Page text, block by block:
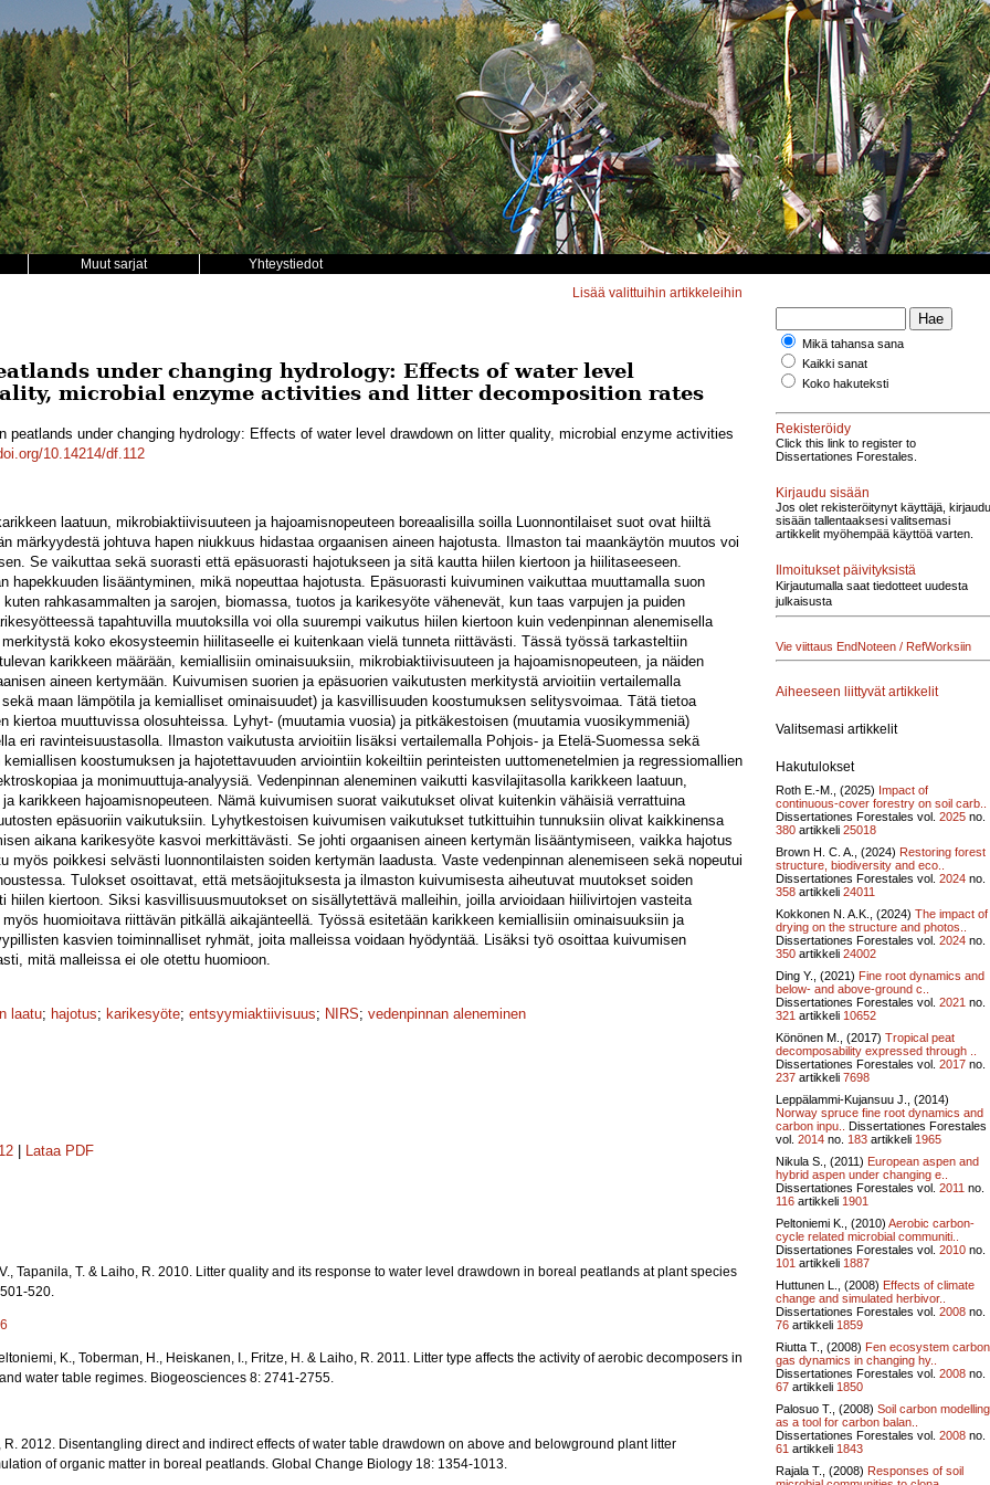
Muut sarjat Yhteystiedot
Lisää valittuihin artikkeleihin
under changing hydrology: Effects of water level
microbial enzyme activities and litter decomposition rates
peatlands under changing hydrology: Effects of water level drawdown on litter quality, microbial enzyme activities
10.14214/df.112
laatuun, mikrobiaktiivisuuteen ja hajoamisnopeuteen boreaalisilla soilla Luonnontilaiset suot ovat hiiltä
märkyydestä johtuva hapen niukkuus hidastaa orgaanisen aineen hajotusta. Ilmaston tai maankäytön muutos voi
Se vaikuttaa sekä suorasti että epäsuorasti hajotukseen ja sitä kautta hiilen kiertoon ja hiilitaseeseen.
hapekkuuden lisääntyminen, mikä nopeuttaa hajotusta. Epäsuorasti kuivuminen vaikuttaa muuttamalla suon
rahkasammalten ja sarojen, biomassa, tuotos ja karikesyöte vähenevät, kun taas varpujen ja puiden
tapahtuvilla muutoksilla voi olla suurempi vaikutus hiilen kiertoon kuin vedenpinnan alenemisella
koko ekosysteemin hiilitaseelle ei kuitenkaan vielä tunneta riittävästi. Tässä työssä tarkasteltiin
karikkeen määrään, kemiallisiin ominaisuuksiin, mikrobiaktiivisuuteen ja hajoamisnopeuteen, ja näiden
aineen kertymään. Kuivumisen suorien ja epäsuorien vaikutusten merkitystä arvioitiin vertailemalla
maan lämpötila ja kemialliset ominaisuudet) ja kasvillisuuden koostumuksen selitysvoimaa. Tätä tietoa
kiertoa muuttuvissa olosuhteissa. Lyhyt- (muutamia vuosia) ja pitkäkestoisen (muutamia vuosikymmeniä)
eri ravinteisuustasolla. Ilmaston vaikutusta arvioitiin lisäksi vertailemalla Pohjois- ja Etelä-Suomessa sekä
koostumuksen ja hajotettavuuden arviointiin kokeiltiin perinteisten uuttomenetelmien ja regressiomallien
ja monimuuttuja-analyysiä. Vedenpinnan aleneminen vaikutti kasvilajitasolla karikkeen laatuun,
karikkeen hajoamisnopeuteen. Nämä kuivumisen suorat vaikutukset olivat kuitenkin vähäisiä verrattuina
epäsuoriin vaikutuksiin. Lyhytkestoisen kuivumisen vaikutukset tutkittuihin tunnuksiin olivat kaikkinensa
aikana karikesyöte kasvoi merkittävästi. Se johti orgaanisen aineen kertymän lisääntymiseen, vaikka hajotus
myös poikkesi selvästi luonnontilaisten soiden kertymän laadusta. Vaste vedenpinnan alenemiseen sekä nopeutui
Tulokset osoittavat, että metsäojituksesta ja ilmaston kuivumisesta aiheutuvat muutokset soiden
hiilen kiertoon. Siksi kasvillisuusmuutokset on sisällytettävä malleihin, joilla arvioidaan hiilivirtojen vasteita
huomioitava riittävän pitkällä aikajänteellä. Työssä esitetään karikkeen kemiallisiin ominaisuuksiin ja
kasvien toiminnalliset ryhmät, joita malleissa voidaan hyödyntää. Lisäksi työ osoittaa kuivumisen
mitä malleissa ei ole otettu huomioon.
laatu; hajotus; karikesyöte; entsyymiaktiivisuus; NIRS; vedenpinnan aleneminen
Lataa PDF
Tapanila, T. & Laiho, R. 2010. Litter quality and its response to water level drawdown in boreal peatlands at plant species
520.
K., Toberman, H., Heiskanen, I., Fritze, H. & Laiho, R. 2011. Litter type affects the activity of aerobic decomposers in
water table regimes. Biogeosciences 8: 2741-2755.
R. 2012. Disentangling direct and indirect effects of water table drawdown on above and belowground plant litter
of organic matter in boreal peatlands. Global Change Biology 18: 1354-1013.
Mikä tahansa sana
Kaikki sanat
Koko hakuteksti
Rekisteröidy
Click this link to register to
Dissertationes Forestales.
Kirjaudu sisään
Jos olet rekisteröitynyt käyttäjä, kirjaudu
sisään tallentaaksesi valitsemasi
artikkelit myöhempää käyttöä varten.
Ilmoitukset päivityksistä
Kirjautumalla saat tiedotteet uudesta
julkaisusta
Vie viittaus EndNoteen / RefWorksiin
Aiheeseen liittyvät artikkelit
Valitsemasi artikkelit
Hakutulokset
Roth E.-M., (2025) Impact of
continuous-cover forestry on soil carb..
Dissertationes Forestales vol. 2025 no.
380 artikkeli 25018
Brown H. C. A., (2024) Restoring forest
structure, biodiversity and eco..
Dissertationes Forestales vol. 2024 no.
358 artikkeli 24011
Kokkonen N. A.K., (2024) The impact of
drying on the structure and photos..
Dissertationes Forestales vol. 2024 no.
350 artikkeli 24002
Ding Y., (2021) Fine root dynamics and
below- and above-ground c..
Dissertationes Forestales vol. 2021 no.
321 artikkeli 10652
Könönen M., (2017) Tropical peat
decomposability expressed through ..
Dissertationes Forestales vol. 2017 no.
237 artikkeli 7698
Leppälammi-Kujansuu J., (2014)
Norway spruce fine root dynamics and
carbon inpu..
Dissertationes Forestales
vol. 2014 no. 183 artikkeli 1965
Nikula S., (2011) European aspen and
hybrid aspen under changing e..
Dissertationes Forestales vol. 2011 no.
116 artikkeli 1901
Peltoniemi K., (2010) Aerobic carbon-
cycle related microbial communiti..
Dissertationes Forestales vol. 2010 no.
101 artikkeli 1887
Huttunen L., (2008) Effects of climate
change and simulated herbivor..
Dissertationes Forestales vol. 2008 no.
76 artikkeli 1859
Riutta T., (2008) Fen ecosystem carbon
gas dynamics in changing hy..
Dissertationes Forestales vol. 2008 no.
67 artikkeli 1850
Palosuo T., (2008) Soil carbon modelling
as a tool for carbon balan..
Dissertationes Forestales vol. 2008 no.
61 artikkeli 1843
Rajala T., (2008) Responses of soil